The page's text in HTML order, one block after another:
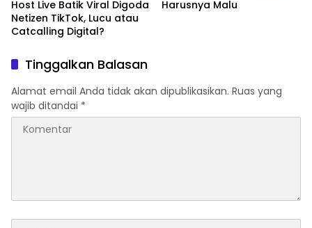
Host Live Batik Viral Digoda
Netizen TikTok, Lucu atau
Catcalling Digital?
Harusnya Malu
Tinggalkan Balasan
Alamat email Anda tidak akan dipublikasikan. Ruas yang
wajib ditandai *